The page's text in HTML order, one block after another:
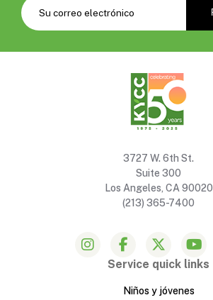
3727 W. 6th St.
Suite 300
Los Angeles, CA 90020
(213) 365-7400
Service quick links
Niños y jóvenes